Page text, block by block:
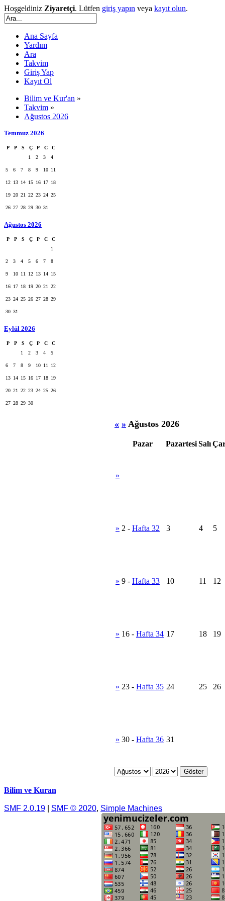
Hoşgeldiniz Ziyaretçi. Lütfen giriş yapın veya kayıt olun.
Ana Sayfa
Yardım
Ara
Takvim
Giriş Yap
Kayıt Ol
Bilim ve Kur'an »
Takvim »
Ağustos 2026
Temmuz 2026
P P S Ç P C
C
1
2 3 4
5 6 7 8 9 10 11
12 13 14 15 16 17 18
19 20 21 22 23 24 25
26 27 28 29 30 31
Ağustos 2026
P P S Ç P C
C
1
2 3 4 5 6 7 8
9 10 11 12 13 14 15
16 17 18 19 20 21 22
23 24 25 26 27 28 29
30 31
Eylül 2026
P P S Ç P C
C
1
2 3 4 5
6 7 8 9 10 11 12
13 14 15 16 17 18 19
20 21 22 23 24 25 26
27 28 29 30
« » Ağustos 2026
Pazar PazartesiSalı
»
» 2 - Hafta 32 3 4 5
» 9 - Hafta 33 10 11 12
» 16 - Hafta 34 17 18 19
» 23 - Hafta 35 24 25 26
» 30 - Hafta 36 31
Bilim ve Kuran
SMF 2.0.19 SMF © 2020, Simple Machines